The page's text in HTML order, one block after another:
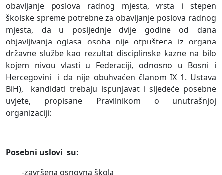
obavljanje poslova radnog mjesta, vrsta i stepen
školske spreme potrebne za obavljanje poslova radnog
mjesta, da u posljednje dvije godine od dana
objavljivanja oglasa osoba nije otpuštena iz organa
državne službe kao rezultat disciplinske kazne na bilo
kojem nivou vlasti u Federaciji, odnosno u Bosni i
Hercegovini
i da nije obuhvaćen članom IX 1. Ustava
BiH),
kandidati trebaju ispunjavat i sljedeće posebne
uvjete, propisane Pravilnikom o unutrašnjoj
organizaciji:
Posebni uslovi su:
-završena osnovna škola